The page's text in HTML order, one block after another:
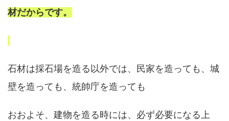
材だからです。
石材は採石場を造る以外では、民家を造っても、城
壁を造っても、統帥庁を造っても
おおよそ、建物を造る時には、必ず必要になる上